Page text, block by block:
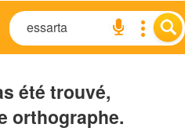
été trouvé,
orthographe.